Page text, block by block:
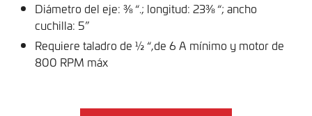
Diámetro del eje: ⅜ “.; longitud: 23⅜ “; ancho
cuchilla: 5”
Requiere taladro de ½ “,de 6 A mínimo y motor de
800 RPM máx